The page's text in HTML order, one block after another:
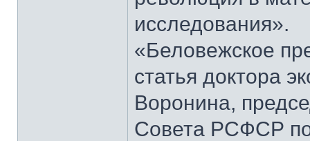
исследования».
«Беловежское
статья доктора
Воронина,
Совета РСФСР